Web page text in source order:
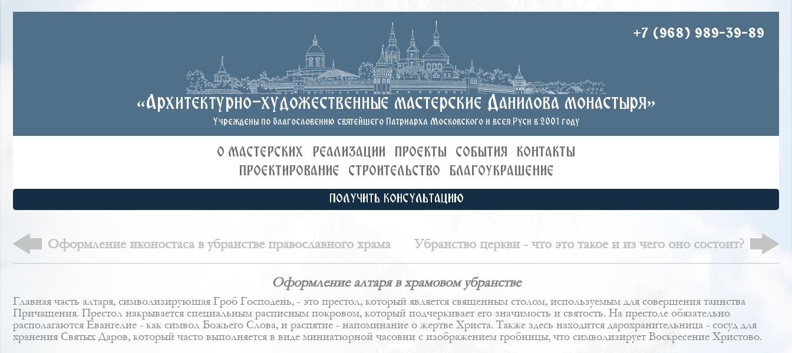
+7 (968) 989-39-89
«Архитектурно-художественные мастерские Данилова монастыря»
Учреждены по благословению святейшего Патриарха Московского и всея Руси в 2001 году
О МАСТЕРСКИХ РЕАЛИЗАЦИИ ПРОЕКТЫ СОБЫТИЯ
КОНТАКТЫ
ПРОЕКТИРОВАНИЕ
СТРОИТЕЛЬСТВО БЛАГОУКРАШЕНИЕ
ПОЛУЧИТЬ КОНСУЛЬТАЦИЮ
Оформление иконостаса в убранстве православного храма Убранство церкви - что это такое и из чего оно состоит?
Оформление алтаря в храмовом убранстве
Главная часть алтаря, символизирующая Гроб Господень, - это престол, который является священным столом, используемым для совершения таинства
Причащения. Престол накрывается специальным расписным покровом, который подчеркивает его значимость и святость. На престоле обязательно
располагаются Евангелие - как символ Божьего Слова, и распятие - напоминание о жертве Христа. Также здесь находится дарохранительница - сосуд для
хранения Святых Даров, который часто выполняется в виде миниатюрной часовни с изображением гробницы, что символизирует Воскресение Христово.